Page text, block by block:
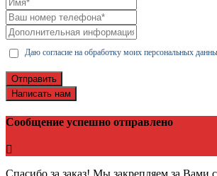
Даю согласие на обработку моих персональных
Отправить
Написать нам
Сообщение успешно отправлено
Спасибо за заказ! Мы закрепляем за Вами